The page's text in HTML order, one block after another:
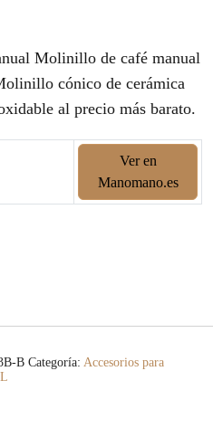
Molinillo de café manual
cónico de cerámica
al precio más barato.
Ver en
Manomano.es
B Categoría: Accesorios para